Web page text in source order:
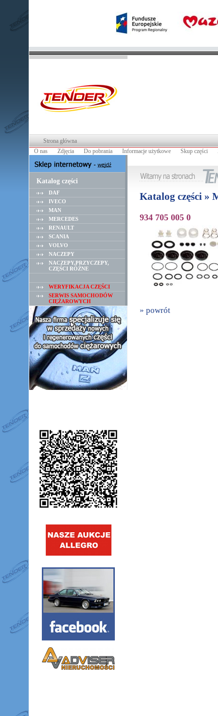
Strona główna
O nas
Zdjęcia Do pobrania Informacje użytkowe Skup części
Katalog części
DAF
IVECO
MAN
MERCEDES
RENAULT
SCANIA
VOLVO
NACZEPY
NACZEPY,PRZYCZEPY,
CZĘŚCI RÓŻNE
WERYFIKACJA CZĘŚCI
SERWIS SAMOCHODÓW
CIĘŻAROWYCH
Katalog części »
934 705 005 0
» powrót